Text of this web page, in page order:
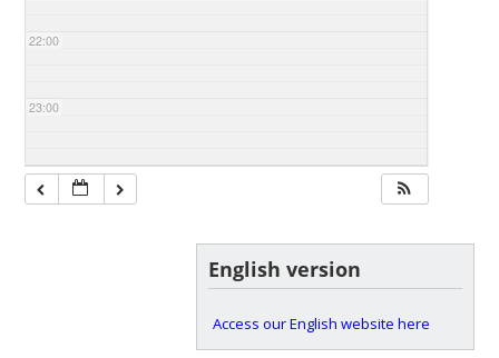
22:00
23:00
English version
Access our English website here